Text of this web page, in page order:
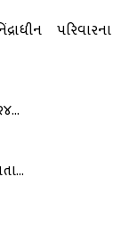
પરિવારના